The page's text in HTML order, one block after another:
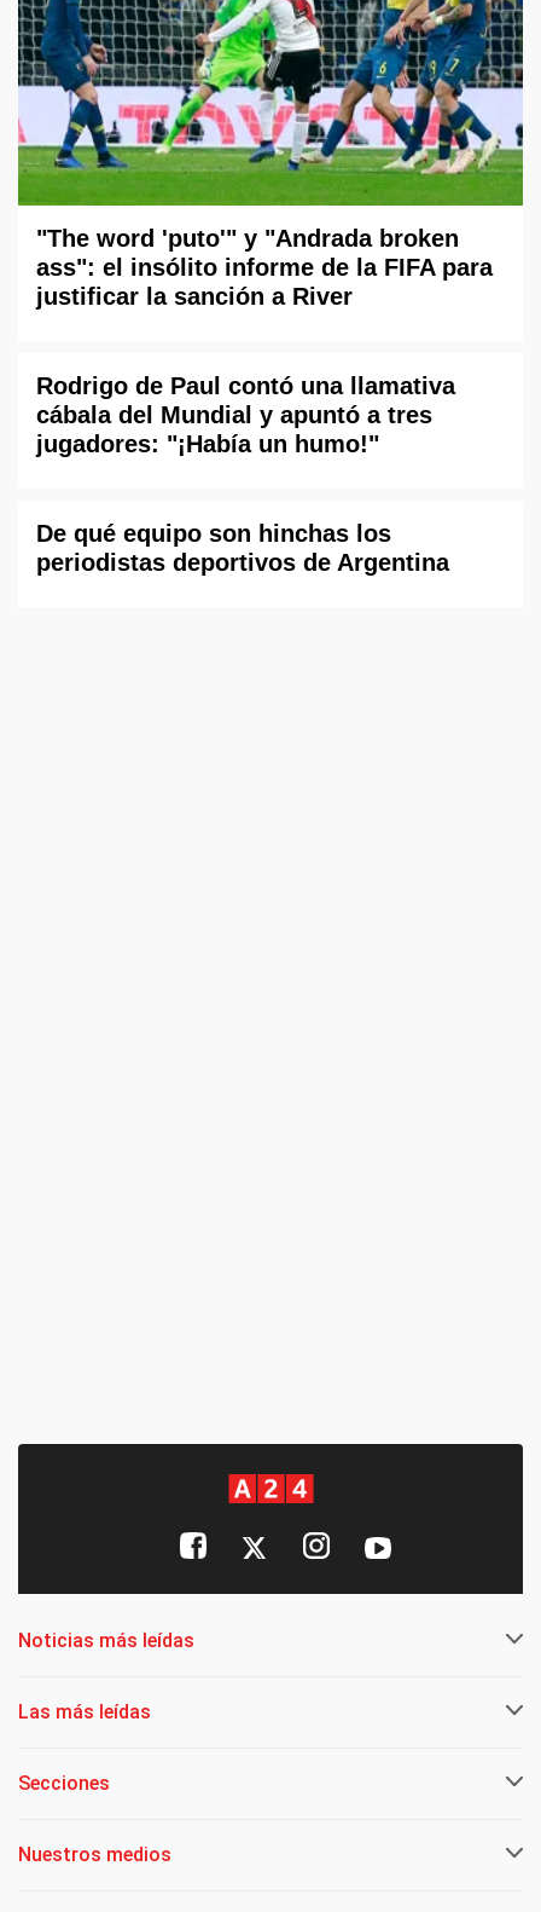
"The word 'puto'" y "Andrada broken
ass": el insólito informe de la FIFA para
justificar la sanción a River
Rodrigo de Paul contó una llamativa
cábala del Mundial y apuntó a tres
jugadores: "¡Había un humo!"
De qué equipo son hinchas los
periodistas deportivos de Argentina
Noticias más leídas
Las más leídas
Secciones
Nuestros medios